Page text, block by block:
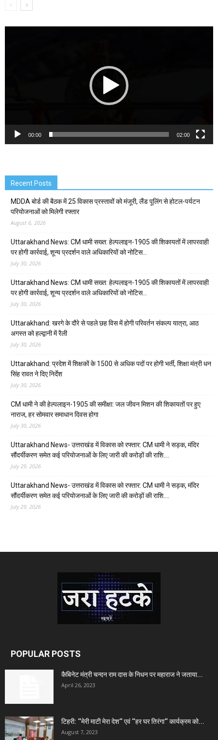
00:00 02:00
Recent Posts
MDDA बोर्ड की बैठक में 25 विकास प्रस्तावों को मंजूरी, लैंड पूलिंग से होटल-पर्यटन
परियोजनाओं को मिलेगी रफ्तार
August 6, 2026
Uttarakhand News: CM धामी सख्त: हेल्पलाइन-1905 की शिकायतों में लापरवाही
पर होगी कार्रवाई, शून्य प्रदर्शन वाले अधिकारियों को नोटिस…
July 30, 2026
Uttarakhand News: CM धामी सख्त: हेल्पलाइन-1905 की शिकायतों में लापरवाही
पर होगी कार्रवाई, शून्य प्रदर्शन वाले अधिकारियों को नोटिस…
July 30, 2026
Uttarakhand: खरगे के दौरे से पहले छह विस में होगी परिवर्तन संकल्प यात्रा, आठ
अगस्त को हल्द्वानी में रैली
July 30, 2026
Uttarakhand: प्रदेश में शिक्षकों के 1500 से अधिक पदों पर होगी भर्ती, शिक्षा मंत्री धन
सिंह रावत ने दिए निर्देश
July 30, 2026
CM धामी ने की हेल्पलाइन-1905 की समीक्षा: जल जीवन मिशन की शिकायतों पर हुए
नाराज, हर सोमवार समाधान दिवस होगा
July 30, 2026
Uttarakhand News- उत्तराखंड में विकास को रफ्तार: CM धामी ने सड़क, मंदिर
सौंदर्यीकरण समेत कई परियोजनाओं के लिए जारी की करोड़ों की राशि….
July 29, 2026
Uttarakhand News- उत्तराखंड में विकास को रफ्तार: CM धामी ने सड़क, मंदिर
सौंदर्यीकरण समेत कई परियोजनाओं के लिए जारी की करोड़ों की राशि….
July 29, 2026
POPULAR POSTS
कैबिनेट मंत्री चन्दन राम दास के निधन पर महाराज ने जताया...
April 26, 2023
टिहरी: ‘‘मेरी माटी मेरा देश‘‘ एवं ‘‘हर घर तिरंगा‘‘ कार्यक्रम को...
August 7, 2023